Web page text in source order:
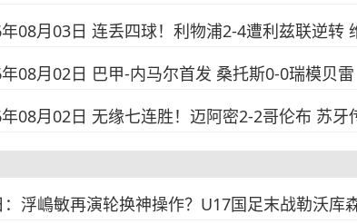
08月03日 连丢四球！利物浦2-4遭利兹联逆转
08月02日 巴甲-内马尔首发 桑托斯0-0瑞模贝雷
08月02日 无缘七连胜！迈阿密2-2哥伦布 苏
：浮嶋敏再演轮换神操作？U17国足末战勒沃库